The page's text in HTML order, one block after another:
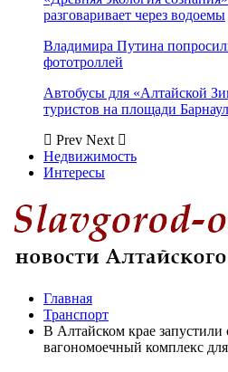
разговаривает через водоемы
Владимира Путина
фототроллей
Автобусы для «Алтайской
туристов на площади
Prev Next
Недвижимость
Интересы
Главная
Транспорт
В Алтайском крае
вагономоечный комплекс